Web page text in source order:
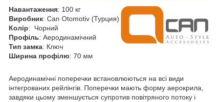
Навантаження: 100 кг
Виробник: Can Otomotiv (Турция)
Колір: Чорний
Профіль: Аеродинамічний
Тип замка: Ключ
Ширина профілю: 70 мм
Аеродинамічні поперечки встановлюються на всі види
інтегрованих рейлінгів. Поперечки мають форму аерокрила,
завдяки цьому зменшується супротив повітряного потоку і